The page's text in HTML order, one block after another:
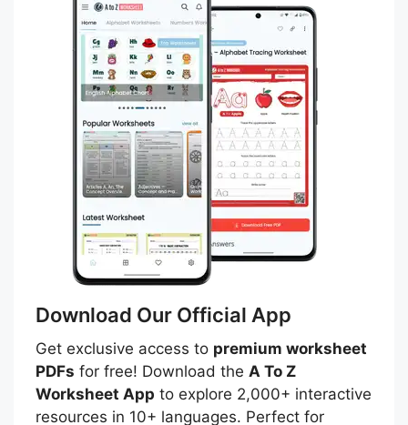
Download Our Official App
Get exclusive access to premium worksheet
PDFs for free! Download the A To Z
Worksheet App to explore 2,000+ interactive
resources in 10+ languages. Perfect for